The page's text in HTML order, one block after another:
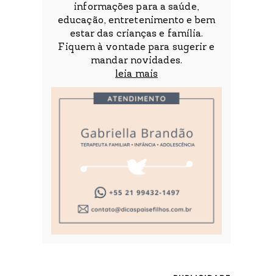
informações para a saúde,
educação, entretenimento e bem
estar das crianças e família.
Fiquem à vontade para sugerir e
mandar novidades.
leia mais